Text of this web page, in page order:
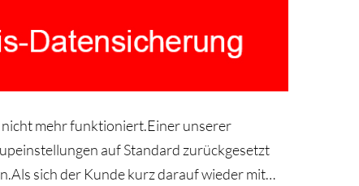
mehr funktioniert.Einer unserer
auf Standard zurückgesetzt
sich der Kunde kurz darauf wieder mit…